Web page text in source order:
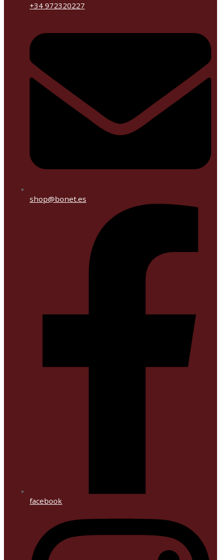
+34 972320227
shop@bonet.es
facebook